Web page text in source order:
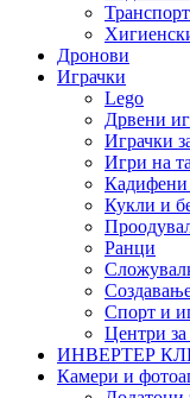
Дронови
Играчки
Lego
Дрвени
Играчки
Игри на
Кадифени
Кукли и
Ранци
Спорт и
Центри за
ИНВЕРТЕР
Камери и